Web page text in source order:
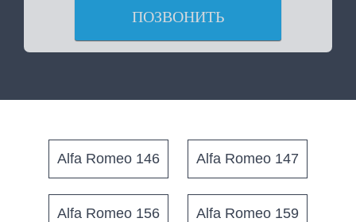
ПОЗВОНИТЬ
Alfa Romeo 146 Alfa Romeo 147
Alfa Romeo 156 Alfa Romeo 159